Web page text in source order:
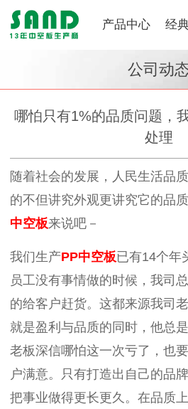
产品中心 经
公司动
哪怕只有1%的品质问题，
处理
随着社会的发展，人民生活品
的不但讲究外观更讲究它的品
中空板来说吧－
我们生产PP中空板已有14个年
员工没有事情做的时候，我司
的给客户赶货。这都来源我司
就是盈利与品质的同时，他总
老板深信哪怕这一次亏了，也
户满意。只有打造出自己的品
把事业做得更长更久。在品质